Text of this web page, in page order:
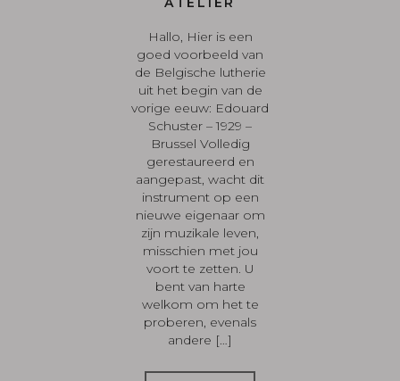
Hallo, Hier is een
goed voorbeeld van
de Belgische lutherie
uit het begin van de
vorige eeuw: Edouard
Schuster – 1929 –
Brussel Volledig
gerestaureerd en
aangepast, wacht dit
instrument op een
nieuwe eigenaar om
zijn muzikale leven,
misschien met jou
voort te zetten. U
bent van harte
welkom om het te
proberen, evenals
andere […]